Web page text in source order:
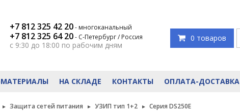
+7 812 325 42 20- многоканальный
+7 812 325 64 20- С-Петербург / Россия
с 9:30 до 18:00 по рабочим дням
0 товаров
МАТЕРИАЛЫ НА СКЛАДЕ КОНТАКТЫ ОПЛАТА-ДОСТАВКА
Защита сетей питания УЗИП тип 1+2 Серия DS250E